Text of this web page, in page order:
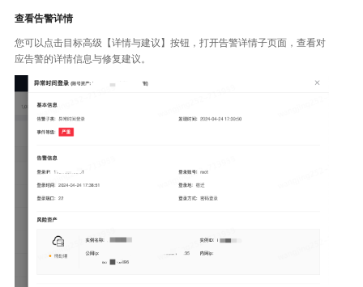
查看告警详情
您可以点击目标高级【详情与建议】按钮，打开告警详情子页面，查看对
应告警的详情信息与修复建议。